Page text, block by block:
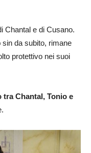
Chantal e di Cusano.
sin da subito, rimane
protettivo nei suoi
Chantal, Tonio e